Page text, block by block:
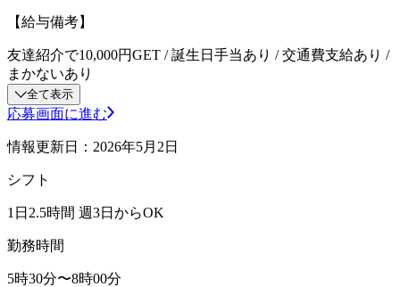
【給与備考】
友達紹介で10,000円GET / 誕生日手当あり / 交通費支給あり /
まかないあり
全て表示
応募画面に進む
情報更新日：2026年5月2日
シフト
1日2.5時間 週3日からOK
勤務時間
5時30分〜8時00分